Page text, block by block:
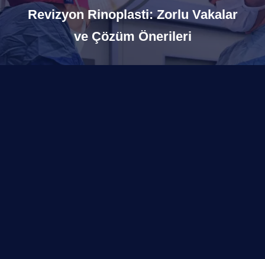
Revizyon Rinoplasti: Zorlu Vakalar
ve Çözüm Önerileri